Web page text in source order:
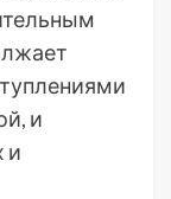
и
и